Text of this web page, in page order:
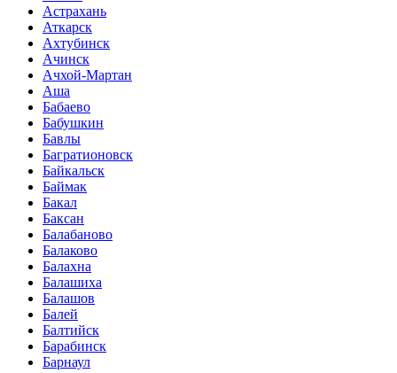
Астрахань
Аткарск
Ахтубинск
Ачинск
Ачхой-Мартан
Аша
Бабаево
Бабушкин
Бавлы
Багратионовск
Байкальск
Баймак
Бакал
Баксан
Балабаново
Балаково
Балахна
Балашиха
Балашов
Балей
Балтийск
Барабинск
Барнаул